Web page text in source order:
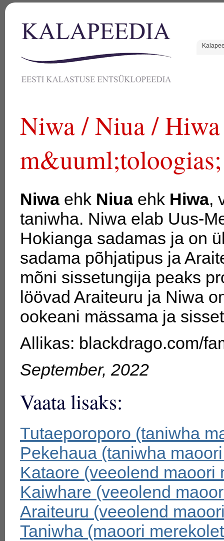
Niwa / Niua /
Niwaehk Niuaehk Hiwa,
taniwha. Niwa elab Uus-
Hokianga sadamas ja on
sadama põhjatipus ja
mõni sissetungija peaks
löövad Araiteuru ja Niwa
ookeani mässama ja
Allikas: blackdrago.com/
September, 2022
Vaata lisaks:
Tutaeporoporo (taniwha
Pekehaua (taniwha
Kataore (veeolend
Kaiwhare (veeolend
Araiteuru (veeolend
Taniwha (maoori